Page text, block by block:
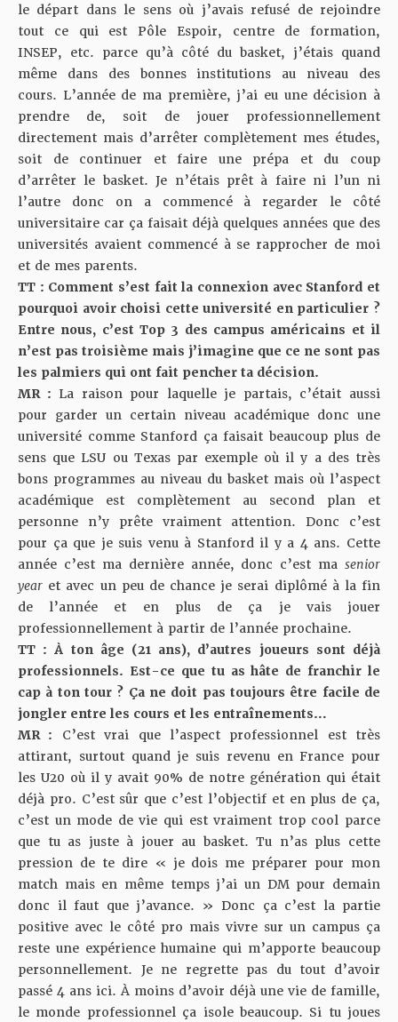
le départ dans le sens où j’avais refusé de rejoindre
tout ce qui est Pôle Espoir, centre de formation,
INSEP, etc. parce qu’à côté du basket, j’étais quand
même dans des bonnes institutions au niveau des
cours. L’année de ma première, j’ai eu une décision à
prendre de, soit de jouer professionnellement
directement mais d’arrêter complètement mes études,
soit de continuer et faire une prépa et du coup
d’arrêter le basket. Je n’étais prêt à faire ni l’un ni
l’autre donc on a commencé à regarder le côté
universitaire car ça faisait déjà quelques années que des
universités avaient commencé à se rapprocher de moi
et de mes parents.
TT : Comment s’est fait la connexion avec Stanford et
pourquoi avoir choisi cette université en particulier ?
Entre nous, c’est Top 3 des campus américains et il
n’est pas troisième mais j’imagine que ce ne sont pas
les palmiers qui ont fait pencher ta décision.
MR : La raison pour laquelle je partais, c’était aussi
pour garder un certain niveau académique donc une
université comme Stanford ça faisait beaucoup plus de
sens que LSU ou Texas par exemple où il y a des très
bons programmes au niveau du basket mais où l’aspect
académique est complètement au second plan et
personne n’y prête vraiment attention. Donc c’est
pour ça que je suis venu à Stanford il y a 4 ans. Cette
année c’est ma dernière année, donc c’est ma senior
year et avec un peu de chance je serai diplômé à la fin
de l’année et en plus de ça je vais jouer
professionnellement à partir de l’année prochaine.
TT : À ton âge (21 ans), d’autres joueurs sont déjà
professionnels. Est-ce que tu as hâte de franchir le
cap à ton tour ? Ça ne doit pas toujours être facile de
jongler entre les cours et les entraînements…
MR : C’est vrai que l’aspect professionnel est très
attirant, surtout quand je suis revenu en France pour
les U20 où il y avait 90% de notre génération qui était
déjà pro. C’est sûr que c’est l’objectif et en plus de ça,
c’est un mode de vie qui est vraiment trop cool parce
que tu as juste à jouer au basket. Tu n’as plus cette
pression de te dire « je dois me préparer pour mon
match mais en même temps j’ai un DM pour demain
donc il faut que j’avance. » Donc ça c’est la partie
positive avec le côté pro mais vivre sur un campus ça
reste une expérience humaine qui m’apporte beaucoup
personnellement. Je ne regrette pas du tout d’avoir
passé 4 ans ici. À moins d’avoir déjà une vie de famille,
le monde professionnel ça isole beaucoup. Si tu joues